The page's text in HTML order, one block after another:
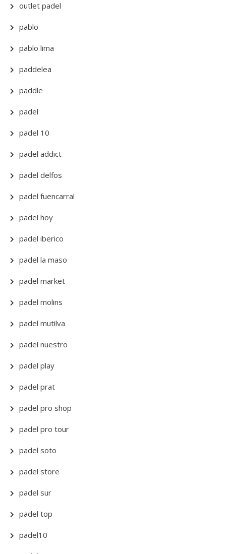
outlet padel
pablo
pablo lima
paddelea
paddle
padel
padel 10
padel addict
padel delfos
padel fuencarral
padel hoy
padel iberico
padel la maso
padel market
padel molins
padel mutilva
padel nuestro
padel play
padel prat
padel pro shop
padel pro tour
padel soto
padel store
padel sur
padel top
padel10